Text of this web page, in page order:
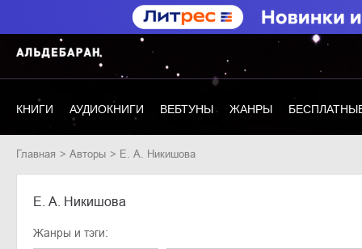
КНИГИ АУДИОКНИГИ ВЕБТУНЫ ЖАНРЫ
Главная Авторы Е. А. Никишова
Е. А. Никишова
Жанры и тэги: